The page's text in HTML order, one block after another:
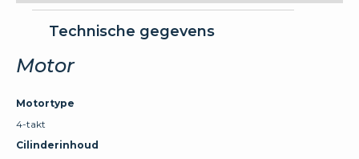
Technische gegevens
Motor
Motortype
4-takt
Cilinderinhoud